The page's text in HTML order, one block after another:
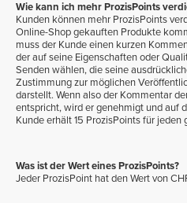
Wie kann ich mehr ProzisPoints
Kunden können mehr ProzisPoints
Online-Shop gekauften Produkte
muss der Kunde einen kurzen
der auf seine Eigenschaften oder
Senden wählen, die seine
Zustimmung zur möglichen
darstellt. Wenn also der Kommentar
entspricht, wird er genehmigt und auf
Kunde erhält 15 ProzisPoints für
Was ist der Wert eines ProzisPoints?
Jeder ProzisPoint hat den Wert von